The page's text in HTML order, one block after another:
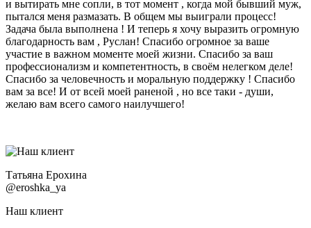
и вытирать мне сопли, в тот момент , когда мой бывший муж,
пытался меня размазать. В общем мы выиграли процесс!
Задача была выполнена ! И теперь я хочу выразить огромную
благодарность вам , Руслан! Спасибо огромное за ваше
участие в важном моменте моей жизни. Спасибо за ваш
профессионализм и компетентность, в своём нелегком деле!
Спасибо за человечность и моральную поддержку ! Спасибо
вам за все! И от всей моей раненой , но все таки - души,
желаю вам всего самого наилучшего!
Татьяна Ерохина
@eroshka_ya
Наш клиент